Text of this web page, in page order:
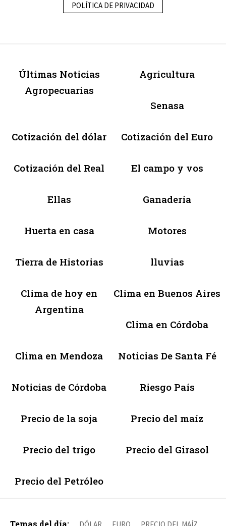
POLÍTICA DE PRIVACIDAD
Últimas Noticias
Agropecuarias
Agricultura
Senasa
Cotización del dólar Cotización del Euro
Cotización del Real El campo y vos
Ellas Ganadería
Huerta en casa Motores
Tierra de Historias lluvias
Clima de hoy en
Argentina
Clima en Buenos Aires
Clima en Córdoba
Clima en Mendoza Noticias De Santa Fé
Noticias de Córdoba Riesgo País
Precio de la soja Precio del maíz
Precio del trigo Precio del Girasol
Precio del Petróleo
Temas del día: